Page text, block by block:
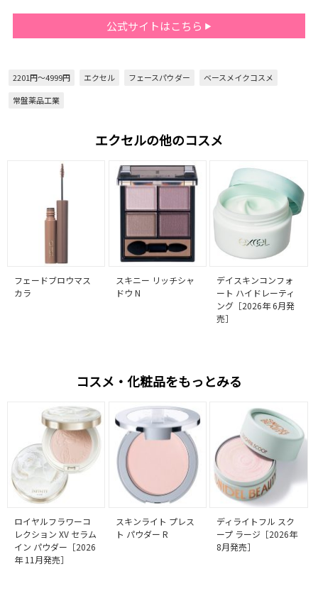
公式サイトはこちら
2201円～4999円 エクセル フェースパウダー
ベースメイクコスメ
常盤薬品工業
エクセルの他のコスメ
フェードブロウマス
カラ
スキニー リッチシャ
ドウ N
デイスキンコンフォ
ート ハイドレーティ
ング［2026年 6月発
売］
コスメ・化粧品をもっとみる
ロイヤルフラワーコ
レクション XV セラム
イン パウダー［2026
年 11月発売］
スキンライト プレス
ト パウダー R
ディライトフル スク
ープ ラージ［2026年
8月発売］